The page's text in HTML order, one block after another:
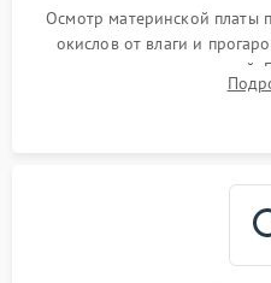
Осмотр материнской платы
окислов от влаги и
дежурных напряжений.
мультиконтроллера,